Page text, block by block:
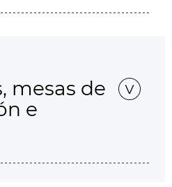
mesas de
e